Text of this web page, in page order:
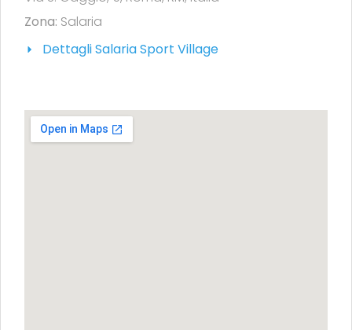
Zona: Salaria
Dettagli Salaria Sport Village